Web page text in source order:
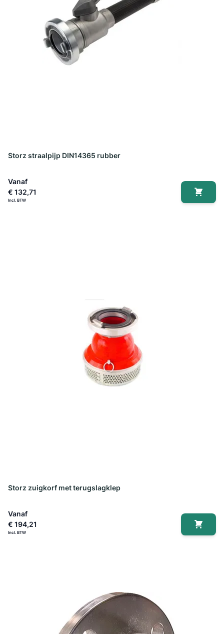
Storz straalpijp DIN14365 rubber
Vanaf
€ 132,71
Storz zuigkorf met terugslagklep
Vanaf
€ 194,21